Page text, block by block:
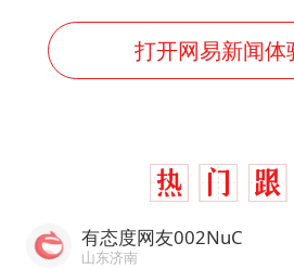
打开网易新闻体
有态度网友002NuC
山东济南